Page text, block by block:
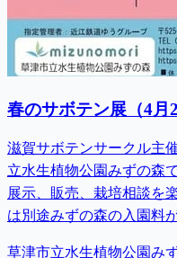
春のサボテン展（4月
滋賀サボテンサークル主
立水生植物公園みずの森
展示、販売、栽培相談を
は別途みずの森の入園料
草津市立水生植物公園み